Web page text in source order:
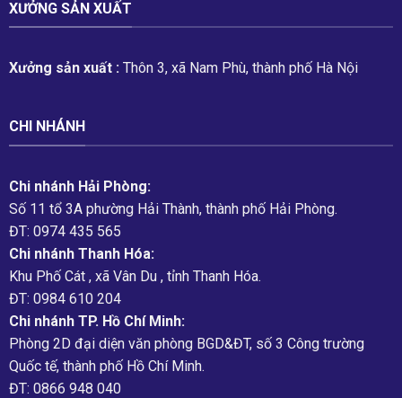
XƯỞNG SẢN XUẤT
Xưởng sản xuất :Thôn 3, xã Nam Phù, thành phố Hà Nội
CHI NHÁNH
Chi nhánh Hải Phòng:
Số 11 tổ 3A phường Hải Thành, thành phố Hải Phòng.
ĐT: 0974 435 565
Chi nhánh Thanh Hóa:
Khu Phố Cát , xã Vân Du , tỉnh Thanh Hóa.
ĐT: 0984 610 204
Chi nhánh TP. Hồ Chí Minh:
Phòng 2D đại diện văn phòng BGD&ĐT, số 3 Công trường
Quốc tế, thành phố Hồ Chí Minh.
ĐT: 0866 948 040